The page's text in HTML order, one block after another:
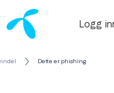
Logg
Dette er phishing